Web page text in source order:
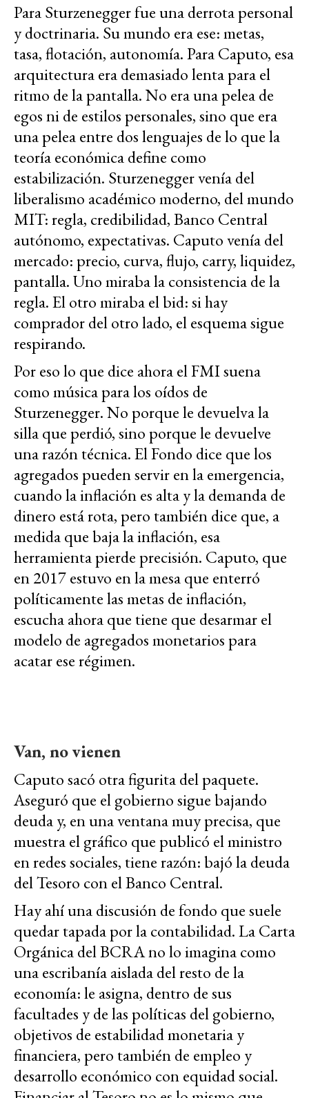
Para Sturzenegger fue una derrota personal
y doctrinaria. Su mundo era ese: metas,
tasa, flotación, autonomía. Para Caputo, esa
arquitectura era demasiado lenta para el
ritmo de la pantalla.No era una pelea de
egos ni de estilos personales, sino que era
una pelea entre dos lenguajes de lo que la
teoría económica define como
estabilización. Sturzenegger venía del
liberalismo académico moderno, del mundo
MIT: regla, credibilidad, Banco Central
autónomo, expectativas. Caputo venía del
mercado: precio, curva, flujo, carry, liquidez,
pantalla. Uno miraba la consistencia de la
regla. El otro miraba el bid: si hay
comprador del otro lado, el esquema sigue
respirando.
Por eso lo que dice ahora el FMI suena
como música para los oídos de
Sturzenegger. No porque le devuelva la
silla que perdió, sino porque le devuelve
una razón técnica. El Fondo dice que los
agregados pueden servir en la emergencia,
cuando la inflación es alta y la demanda de
dinero está rota, pero también dice que, a
medida que baja la inflación, esa
herramienta pierde precisión. Caputo, que
en 2017 estuvo en la mesa que enterró
políticamente las metas de inflación,
escucha ahora que tiene que desarmar el
modelo de agregados monetarios para
acatar ese régimen.
Van, no vienen
Caputo sacó otra figurita del paquete.
Aseguró que el gobierno sigue bajando
deuda y, en una ventana muy precisa, que
muestra el gráfico que publicó el ministro
en redes sociales, tiene razón: bajó la deuda
del Tesoro con el Banco Central.
Hay ahí una discusión de fondo que suele
quedar tapada por la contabilidad. La Carta
Orgánica del BCRA no lo imagina como
una escribanía aislada del resto de la
economía: le asigna, dentro de sus
facultades y de las políticas del gobierno,
objetivos de estabilidad monetaria y
financiera, pero también de empleo y
desarrollo económico con equidad social.